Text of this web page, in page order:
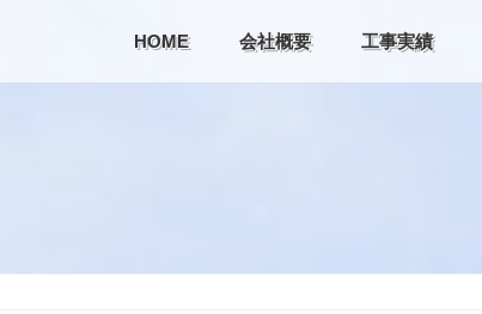
HOME 会社概要 工事実績